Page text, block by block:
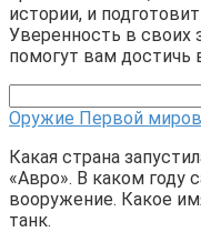
истории, и
Уверенность в своих
помогут вам достичь
Оружие Первой
Какая страна
«Авро». В каком году
вооружение. Какое
танк.